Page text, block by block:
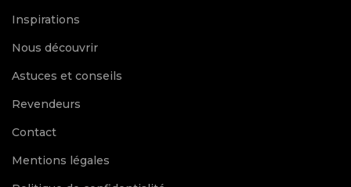
Inspirations
Nous découvrir
Astuces et conseils
Revendeurs
Contact
Mentions légales